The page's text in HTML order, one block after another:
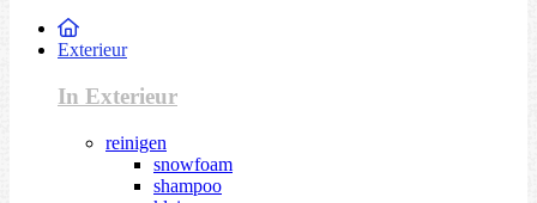
Exterieur
In Exterieur
reinigen
snowfoam
shampoo